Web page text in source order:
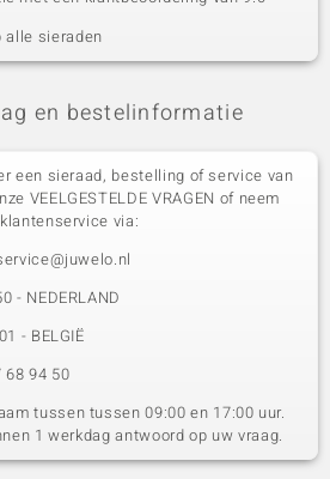
sieraden
en bestelinformatie
een sieraad, bestelling of service van
VEELGESTELDE VRAGEN of neem
via:
- NEDERLAND
- BELGIË
68 94 50
tussen tussen 09:00 en 17:00 uur.
1 werkdag antwoord op uw vraag.